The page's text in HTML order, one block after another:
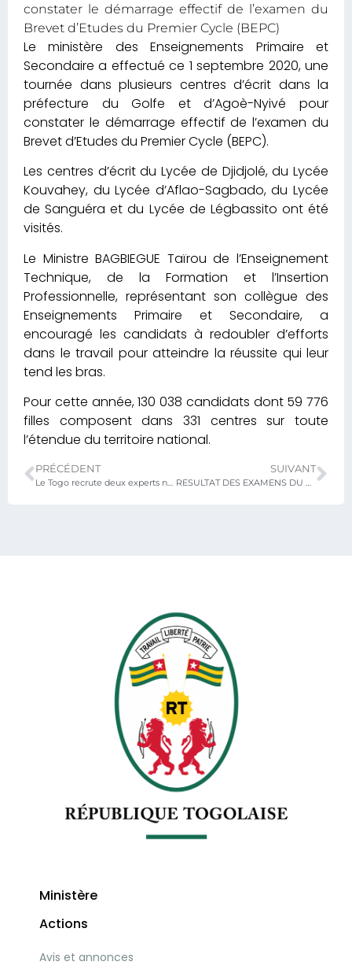
constater le démarrage effectif de l’examen du
Brevet d’Etudes du Premier Cycle (BEPC)
Le ministère des Enseignements Primaire et
Secondaire a effectué ce 1 septembre 2020, une
tournée dans plusieurs centres d’écrit dans la
préfecture du Golfe et d’Agoè-Nyivé pour
constater le démarrage effectif de l’examen du
Brevet d’Etudes du Premier Cycle (BEPC).
Les centres d’écrit du Lycée de Djidjolé, du Lycée
Kouvahey, du Lycée d’Aflao-Sagbado, du Lycée
de Sanguéra et du Lycée de Légbassito ont été
visités.
Le Ministre BAGBIEGUE Taïrou de l’Enseignement
Technique, de la Formation et l’Insertion
Professionnelle, représentant son collègue des
Enseignements Primaire et Secondaire, a
encouragé les candidats à redoubler d’efforts
dans le travail pour atteindre la réussite qui leur
tend les bras.
Pour cette année, 130 038 candidats dont 59 776
filles composent dans 331 centres sur toute
l’étendue du territoire national.
PRÉCÉDENT SUIVANT
Ministère
Actions
Avis et annonces